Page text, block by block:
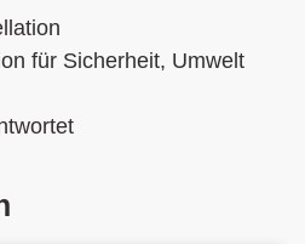
für Sicherheit, Umwelt